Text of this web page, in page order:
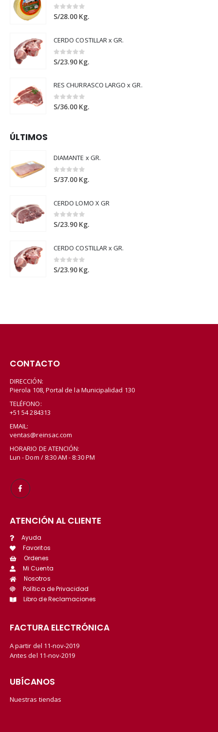
0out of 5
S/28.00 Kg.
CERDO COSTILLAR x GR.
0out of 5
S/23.90 Kg.
RES CHURRASCO LARGO x GR.
0out of 5
S/36.00 Kg.
ÚLTIMOS
DIAMANTE x GR.
0out of 5
S/37.00 Kg.
CERDO LOMO X GR
0out of 5
S/23.90 Kg.
CERDO COSTILLAR x GR.
0out of 5
S/23.90 Kg.
CONTACTO
DIRECCIÓN:
Pierola 108, Portal de la Municipalidad 130
TELÉFONO:
+51 54 284313
EMAIL:
ventas@reinsac.com
HORARIO DE ATENCIÓN:
Lun - Dom / 8:30 AM - 8:30 PM
ATENCIÓN AL CLIENTE
Ayuda
Favoritos
Ordenes
Mi Cuenta
Nosotros
Política de Privacidad
Libro de Reclamaciones
FACTURA ELECTRÓNICA
A partir del 11-nov-2019
Antes del 11-nov-2019
UBÍCANOS
Nuestras tiendas